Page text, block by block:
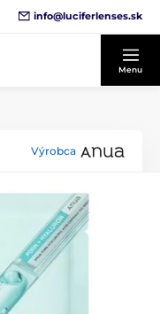
info@luciferlenses.sk
Menu
Výrobca